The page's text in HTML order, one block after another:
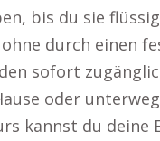
bis du sie
durch einen
sofort
oder
kannst du